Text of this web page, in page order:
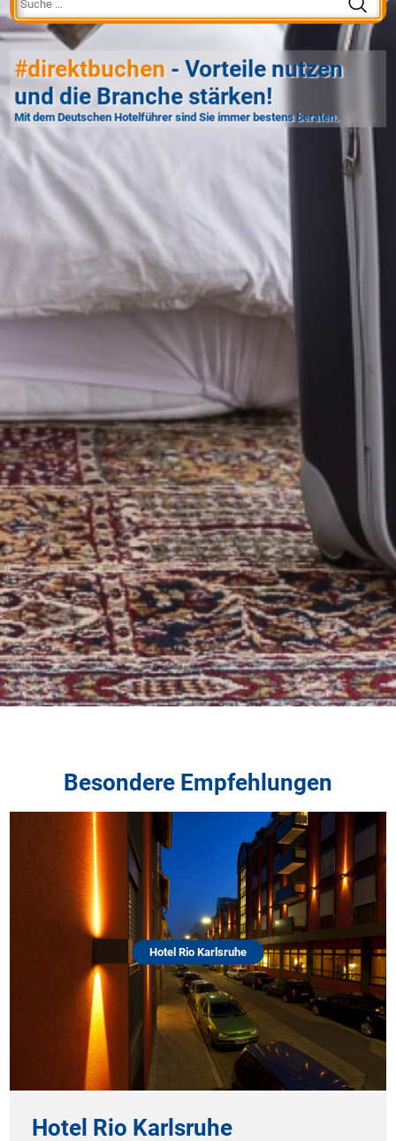
#direktbuchen - Vorteile nutzen
und die Branche stärken!
Mit dem Deutschen Hotelführer sind Sie immer bestens beraten.
Besondere Empfehlungen
Hotel Rio Karlsruhe
Hotel Rio Karlsruhe